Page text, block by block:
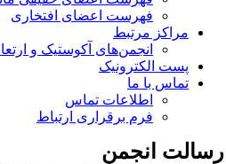
فهرست اعضای افتخاری
مراکز مرتبط
انجمن‌های آکوستیک و
پست الکترونیک
تماس با ما
اطلاعات تماس
فرم برقراری ارتباط
انجمن